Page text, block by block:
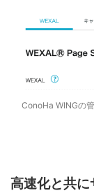
ConoHa WINGの
高速化と共